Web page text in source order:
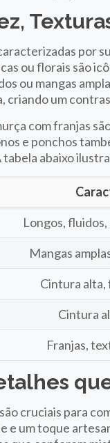
por
ou florais são
ou mangas
criando um
com franjas
e ponchos
abaixo
Longos,
Mangas
Cintura alta,
Cintura
Franjas,
são cruciais para
e um toque